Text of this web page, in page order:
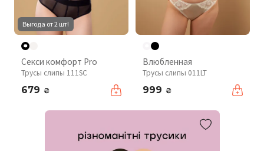
Выгода от 2 шт!
Секси комфорт Pro
Трусы слипы 111SC
679 ₴
Влюбленная
Трусы слипы 011LT
999 ₴